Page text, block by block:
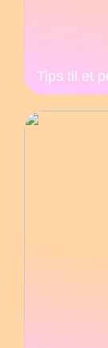
Tips til et